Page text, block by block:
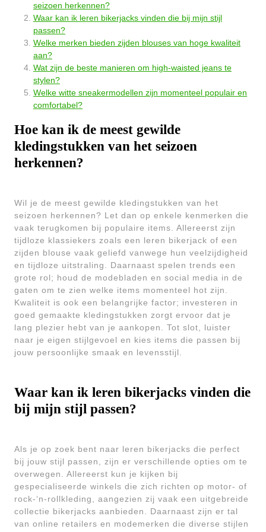
seizoen herkennen?
Waar kan ik leren bikerjacks vinden die bij mijn stijl
passen?
Welke merken bieden zijden blouses van hoge kwaliteit
aan?
Wat zijn de beste manieren om high-waisted jeans te
stylen?
Welke witte sneakermodellen zijn momenteel populair en
comfortabel?
Hoe kan ik de meest gewilde
kledingstukken van het seizoen
herkennen?
Wil je de meest gewilde kledingstukken van het
seizoen herkennen? Let dan op enkele kenmerken die
vaak terugkomen bij populaire items. Allereerst zijn
tijdloze klassiekers zoals een leren bikerjack of een
zijden blouse vaak geliefd vanwege hun veelzijdigheid
en tijdloze uitstraling. Daarnaast spelen trends een
grote rol; houd de modebladen en social media in de
gaten om te zien welke items momenteel hot zijn.
Kwaliteit is ook een belangrijke factor; investeren in
goed gemaakte kledingstukken zorgt ervoor dat je
lang plezier hebt van je aankopen. Tot slot, luister
naar je eigen stijlgevoel en kies items die passen bij
jouw persoonlijke smaak en levensstijl.
Waar kan ik leren bikerjacks vinden die
bij mijn stijl passen?
Als je op zoek bent naar leren bikerjacks die perfect
bij jouw stijl passen, zijn er verschillende opties om te
overwegen. Allereerst kun je kijken bij
gespecialiseerde winkels die zich richten op motor- of
rock-‘n-rollkleding, aangezien zij vaak een uitgebreide
collectie bikerjacks aanbieden. Daarnaast zijn er tal
van online retailers en modemerken die diverse stijlen